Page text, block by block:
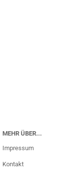
MEHR ÜBER...
Impressum
Kontakt